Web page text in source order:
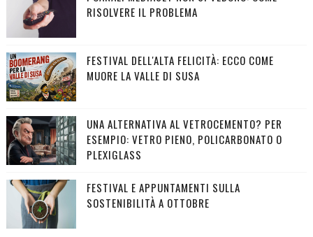
RISOLVERE IL PROBLEMA
FESTIVAL DELL'ALTA FELICITÀ: ECCO COME
MUORE LA VALLE DI SUSA
UNA ALTERNATIVA AL VETROCEMENTO? PER
ESEMPIO: VETRO PIENO, POLICARBONATO O
PLEXIGLASS
FESTIVAL E APPUNTAMENTI SULLA
SOSTENIBILITÀ A OTTOBRE